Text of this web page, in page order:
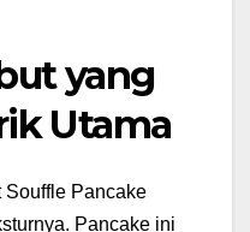
yang
Utama
Souffle Pancake
Pancake ini